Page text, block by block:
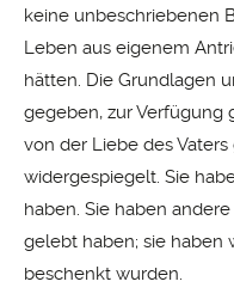
keine unbeschriebenen
Leben aus eigenem
hätten. Die Grundlagen
gegeben, zur Verfügung
von der Liebe des
widergespiegelt. Sie
haben. Sie haben
gelebt haben; sie haben
beschenkt wurden.